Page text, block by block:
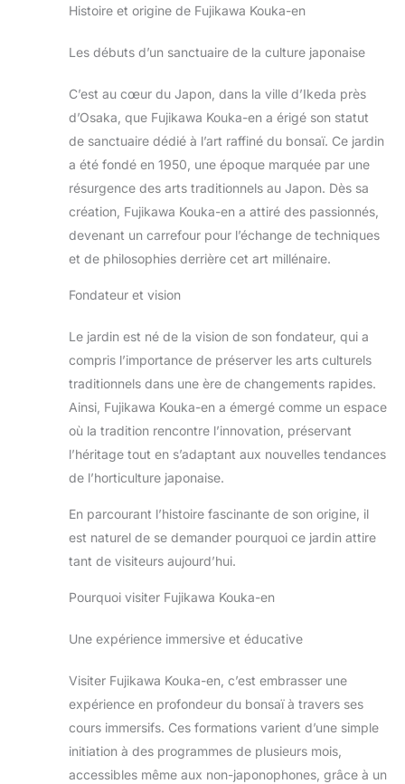
Histoire et origine de Fujikawa Kouka-en
Les débuts d’un sanctuaire de la culture japonaise
C’est au cœur du Japon, dans la ville d’Ikeda près
d’Osaka, que Fujikawa Kouka-en a érigé son statut
de sanctuaire dédié à l’art raffiné du bonsaï. Ce jardin
a été fondé en 1950, une époque marquée par une
résurgence des arts traditionnels au Japon. Dès sa
création, Fujikawa Kouka-en a attiré des passionnés,
devenant un carrefour pour l’échange de techniques
et de philosophies derrière cet art millénaire.
Fondateur et vision
Le jardin est né de la vision de son fondateur, qui a
compris l’importance de préserver les arts culturels
traditionnels dans une ère de changements rapides.
Ainsi, Fujikawa Kouka-en a émergé comme un espace
où la tradition rencontre l’innovation, préservant
l’héritage tout en s’adaptant aux nouvelles tendances
de l’horticulture japonaise.
En parcourant l’histoire fascinante de son origine, il
est naturel de se demander pourquoi ce jardin attire
tant de visiteurs aujourd’hui.
Pourquoi visiter Fujikawa Kouka-en
Une expérience immersive et éducative
Visiter Fujikawa Kouka-en, c’est embrasser une
expérience en profondeur du bonsaï à travers ses
cours immersifs. Ces formations varient d’une simple
initiation à des programmes de plusieurs mois,
accessibles même aux non-japonophones, grâce à un